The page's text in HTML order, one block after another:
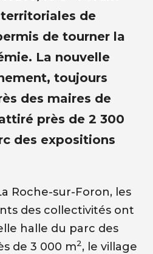
de
de tourner la
La nouvelle
toujours
des maires de
près de 2 300
des expositions
Roche-sur-Foron, les
des collectivités ont
halle du parc des
de 3 000 m2, le village